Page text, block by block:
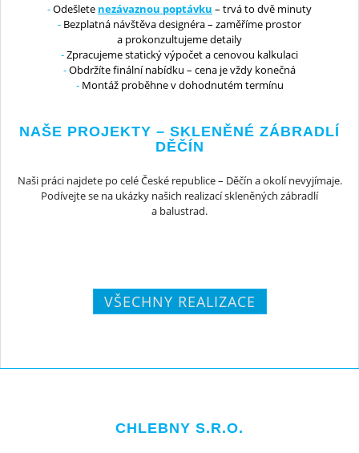
Odešlete nezávaznou poptávku – trvá to dvě minuty
Bezplatná návštěva designéra – zaměříme prostor
a prokonzultujeme detaily
Zpracujeme statický výpočet a cenovou kalkulaci
Obdržíte finální nabídku – cena je vždy konečná
Montáž proběhne v dohodnutém termínu
NAŠE PROJEKTY – SKLENĚNÉ ZÁBRADLÍ
DĚČÍN
Naši práci najdete po celé České republice – Děčín a okolí nevyjímaje.
Podívejte se na ukázky našich realizací skleněných zábradlí
a balustrad.
VŠECHNY REALIZACE
CHLEBNY S.R.O.